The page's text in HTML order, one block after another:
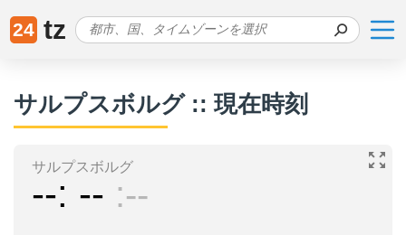
24 tz
サルプスボルグ :: 現在時刻
サルプスボルグ
-- -- --